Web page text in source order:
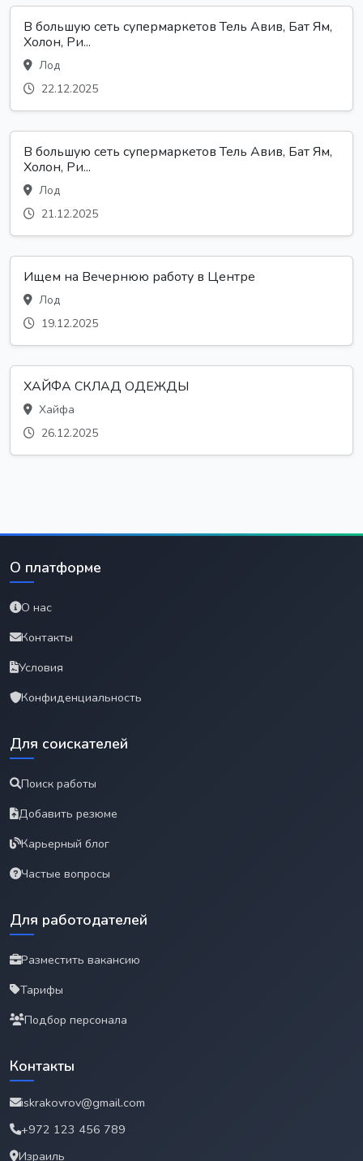
В большую сеть супермаркетов Тель Авив, Бат Ям,
Холон, Ри...
Лод
22.12.2025
В большую сеть супермаркетов Тель Авив, Бат Ям,
Холон, Ри...
Лод
21.12.2025
Ищем на Вечернюю работу в Центре
Лод
19.12.2025
ХАЙФА СКЛАД ОДЕЖДЫ
Хайфа
26.12.2025
О платформе
О нас
Контакты
Условия
Конфиденциальность
Для соискателей
Поиск работы
Добавить резюме
Карьерный блог
Частые вопросы
Для работодателей
Разместить вакансию
Тарифы
Подбор персонала
Контакты
iskrakovrov@gmail.com
+972 123 456 789
Израиль